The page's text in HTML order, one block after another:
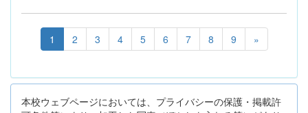
1 2 3 4 5 6 7 8 9 »
本校ウェブページにおいては、プライバシーの保護・掲載許